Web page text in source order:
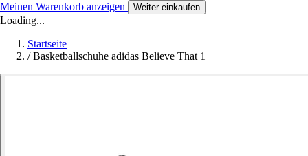
Meinen Warenkorb anzeigen Weiter einkaufen
Loading...
Startseite
/ Basketballschuhe adidas Believe That 1